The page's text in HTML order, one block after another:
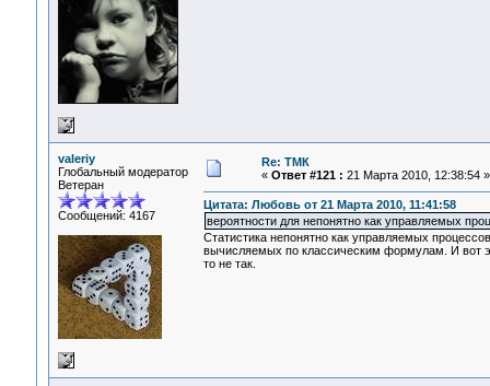
valeriy
Глобальный модератор
Ветеран
Сообщений: 4167
Re: ТМК
« Ответ #121 : 21 Марта 2010, 12:38:54 »
Цитата: Любовь от 21 Марта 2010, 11:41:58
вероятности для непонятно как управляемых
Статистика непонятно как управляемых
вычисляемых по классическим формулам. И вот
то не так.